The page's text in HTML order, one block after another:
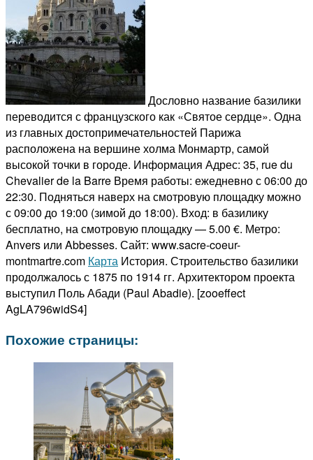
Дословно название базилики
переводится с французского как «Святое сердце». Одна
из главных достопримечательностей Парижа
расположена на вершине холма Монмартр, самой
высокой точки в городе. Информация Адрес: 35, rue du
Chevalier de la Barre Время работы: ежедневно с 06:00 до
22:30. Подняться наверх на смотровую площадку можно
с 09:00 до 19:00 (зимой до 18:00). Вход: в базилику
бесплатно, на смотровую площадку — 5.00 €. Метро:
Anvers или Abbesses. Сайт: www.sacre-coeur-
montmartre.com Карта История. Строительство базилики
продолжалось с 1875 по 1914 гг. Архитектором проекта
выступил Поль Абади (Paul Abadie). [zooeffect
AgLA796widS4]
Похожие страницы: